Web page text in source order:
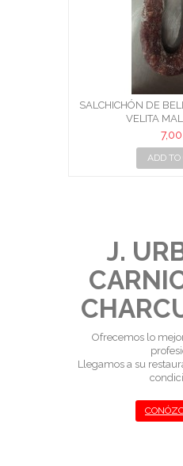
SALCHICHÓN DE
VELITA
ADD
J.
Ofrecemos lo
Llegamos a su